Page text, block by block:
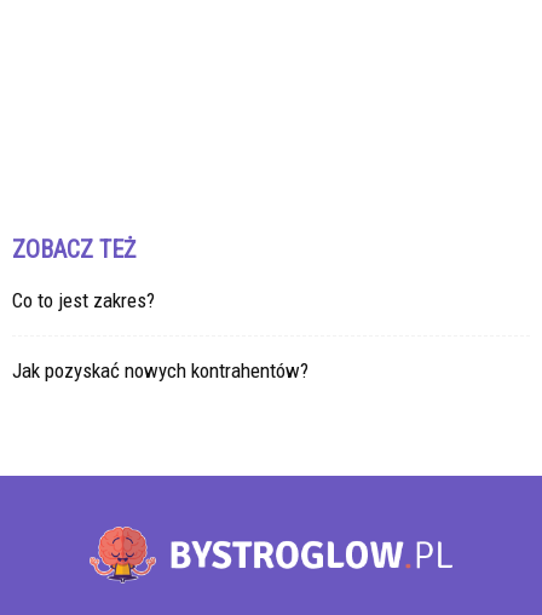
ZOBACZ TEŻ
Co to jest zakres?
Jak pozyskać nowych kontrahentów?